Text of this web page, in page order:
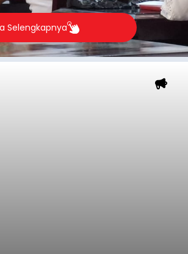
Selengkapnya